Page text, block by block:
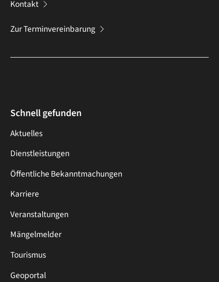
Kontakt
Zur Terminvereinbarung
Schnell gefunden
Aktuelles
Dienstleistungen
Öffentliche Bekanntmachungen
Karriere
Veranstaltungen
Mängelmelder
Tourismus
Geoportal